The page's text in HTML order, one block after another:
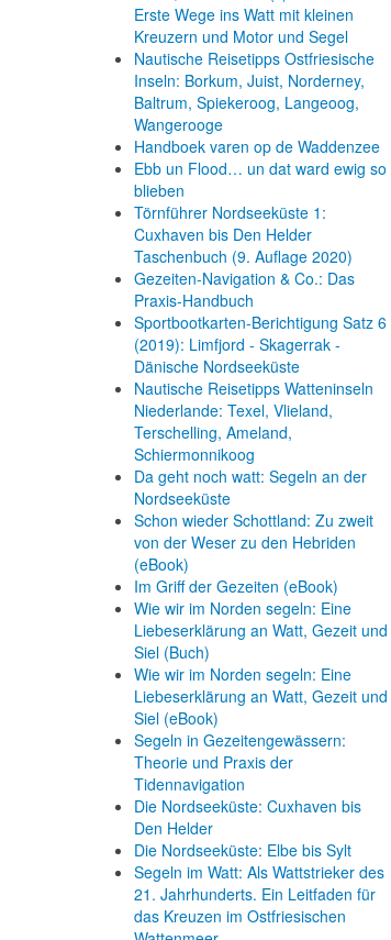
Erste Wege ins Watt mit kleinen
Kreuzern und Motor und Segel
Nautische Reisetipps Ostfriesische
Inseln: Borkum, Juist, Norderney,
Baltrum, Spiekeroog, Langeoog,
Wangerooge
Handboek varen op de Waddenzee
Ebb un Flood… un dat ward ewig so
blieben
Törnführer Nordseeküste 1:
Cuxhaven bis Den Helder
Taschenbuch (9. Auflage 2020)
Gezeiten-Navigation & Co.: Das
Praxis-Handbuch
Sportbootkarten-Berichtigung Satz 6
(2019): Limfjord - Skagerrak -
Dänische Nordseeküste
Nautische Reisetipps Watteninseln
Niederlande: Texel, Vlieland,
Terschelling, Ameland,
Schiermonnikoog
Da geht noch watt: Segeln an der
Nordseeküste
Schon wieder Schottland: Zu zweit
von der Weser zu den Hebriden
(eBook)
Im Griff der Gezeiten (eBook)
Wie wir im Norden segeln: Eine
Liebeserklärung an Watt, Gezeit und
Siel (Buch)
Wie wir im Norden segeln: Eine
Liebeserklärung an Watt, Gezeit und
Siel (eBook)
Segeln in Gezeitengewässern:
Theorie und Praxis der
Tidennavigation
Die Nordseeküste: Cuxhaven bis
Den Helder
Die Nordseeküste: Elbe bis Sylt
Segeln im Watt: Als Wattstrieker des
21. Jahrhunderts. Ein Leitfaden für
das Kreuzen im Ostfriesischen